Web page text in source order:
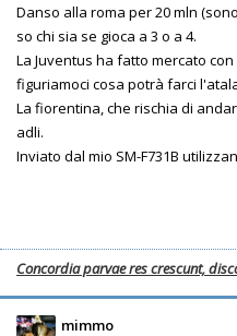
Danso alla roma per 20 mln
so chi sia se gioca a 3 o a 4.
La Juventus ha fatto mercato
figuriamoci cosa potrà farci
La fiorentina, che rischia di
adli.
Inviato dal mio SM-F731B
Concordia parvae res crescunt,
mimmo